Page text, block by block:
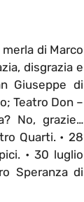
di Marco
disgrazia e
Giuseppe di
Teatro Don –
No, grazie…
Quarti. • 28
• 30 luglio
Speranza di